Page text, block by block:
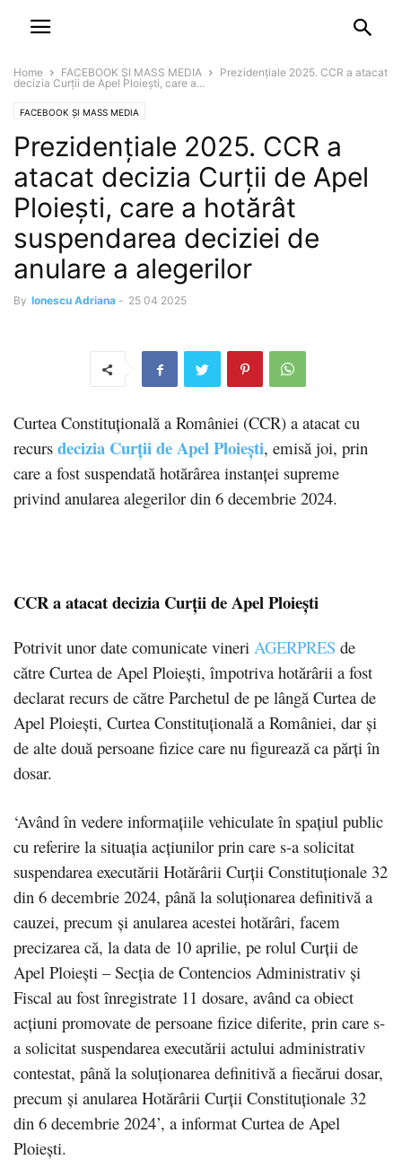
Home FACEBOOK ȘI MASS MEDIA
Prezidențiale 2025. CCR a atacat
decizia Curții de Apel Ploiești, care a...
FACEBOOK ȘI MASS MEDIA
Prezidențiale 2025. CCR a
atacat decizia Curții de Apel
Ploiești, care a hotărât
suspendarea deciziei de
anulare a alegerilor
By Ionescu Adriana - 25 04 2025
Curtea Constituțională a României (CCR) a atacat cu
recurs decizia Curții de Apel Ploiești, emisă joi, prin
care a fost suspendată hotărârea instanței supreme
privind anularea alegerilor din 6 decembrie 2024.
CCR a atacat decizia Curții de Apel Ploiești
Potrivit unor date comunicate vineri AGERPRES de
către Curtea de Apel Ploiești, împotriva hotărârii a fost
declarat recurs de către Parchetul de pe lângă Curtea de
Apel Ploiești, Curtea Constituțională a României, dar și
de alte două persoane fizice care nu figurează ca părți în
dosar.
‘Având în vedere informațiile vehiculate în spațiul public
cu referire la situația acțiunilor prin care s-a solicitat
suspendarea executării Hotărârii Curții Constituționale 32
din 6 decembrie 2024, până la soluționarea definitivă a
cauzei, precum și anularea acestei hotărâri, facem
precizarea că, la data de 10 aprilie, pe rolul Curții de
Apel Ploiești – Secția de Contencios Administrativ și
Fiscal au fost înregistrate 11 dosare, având ca obiect
acțiuni promovate de persoane fizice diferite, prin care s-
a solicitat suspendarea executării actului administrativ
contestat, până la soluționarea definitivă a fiecărui dosar,
precum și anularea Hotărârii Curții Constituționale 32
din 6 decembrie 2024’, a informat Curtea de Apel
Ploiești.